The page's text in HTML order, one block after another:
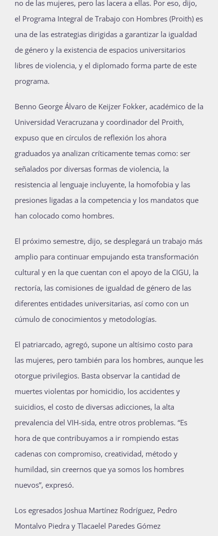
no de las mujeres, pero las lacera a ellas. Por eso, dijo,
el Programa Integral de Trabajo con Hombres (Proith) es
una de las estrategias dirigidas a garantizar la igualdad
de género y la existencia de espacios universitarios
libres de violencia, y el diplomado forma parte de este
programa.
Benno George Álvaro de Keijzer Fokker, académico de la
Universidad Veracruzana y coordinador del Proith,
expuso que en círculos de reflexión los ahora
graduados ya analizan críticamente temas como: ser
señalados por diversas formas de violencia, la
resistencia al lenguaje incluyente, la homofobia y las
presiones ligadas a la competencia y los mandatos que
han colocado como hombres.
El próximo semestre, dijo, se desplegará un trabajo más
amplio para continuar empujando esta transformación
cultural y en la que cuentan con el apoyo de la CIGU, la
rectoría, las comisiones de igualdad de género de las
diferentes entidades universitarias, así como con un
cúmulo de conocimientos y metodologías.
El patriarcado, agregó, supone un altísimo costo para
las mujeres, pero también para los hombres, aunque les
otorgue privilegios. Basta observar la cantidad de
muertes violentas por homicidio, los accidentes y
suicidios, el costo de diversas adicciones, la alta
prevalencia del VIH-sida, entre otros problemas. “Es
hora de que contribuyamos a ir rompiendo estas
cadenas con compromiso, creatividad, método y
humildad, sin creernos que ya somos los hombres
nuevos”, expresó.
Los egresados Joshua Martínez Rodríguez, Pedro
Montalvo Piedra y Tlacaelel Paredes Gómez